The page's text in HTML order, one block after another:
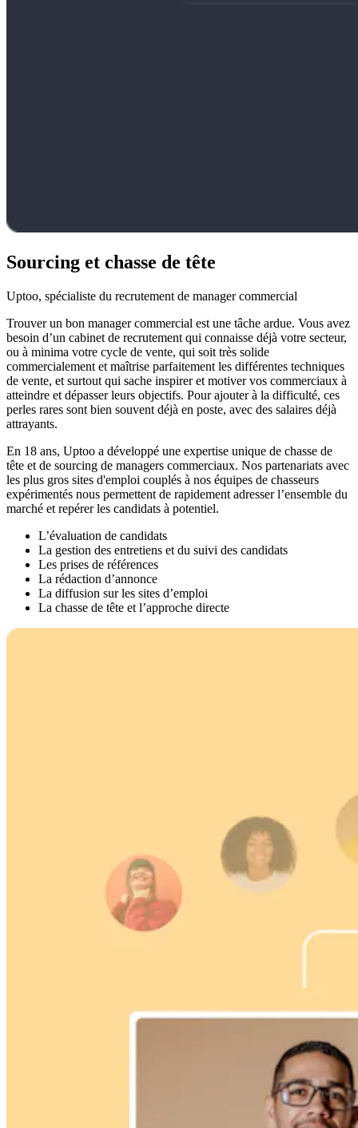
Sourcing et chasse de tête
Uptoo, spécialiste du recrutement de manager commercial
Trouver un bon manager commercial est une tâche ardue. Vous avez
besoin d’un cabinet de recrutement qui connaisse déjà votre secteur,
ou à minima votre cycle de vente, qui soit très solide
commercialement et maîtrise parfaitement les différentes techniques
de vente, et surtout qui sache inspirer et motiver vos commerciaux à
atteindre et dépasser leurs objectifs. Pour ajouter à la difficulté, ces
perles rares sont bien souvent déjà en poste, avec des salaires déjà
attrayants.
En 18 ans, Uptoo a développé une expertise unique de chasse de
tête et de sourcing de managers commerciaux. Nos partenariats avec
les plus gros sites d'emploi couplés à nos équipes de chasseurs
expérimentés nous permettent de rapidement adresser l’ensemble du
marché et repérer les candidats à potentiel.
L’évaluation de candidats
La gestion des entretiens et du suivi des candidats
Les prises de références
La rédaction d’annonce
La diffusion sur les sites d’emploi
La chasse de tête et l’approche directe